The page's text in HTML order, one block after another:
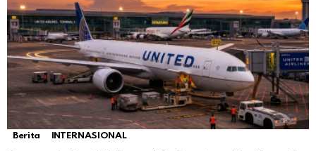
Berita INTERNASIONAL